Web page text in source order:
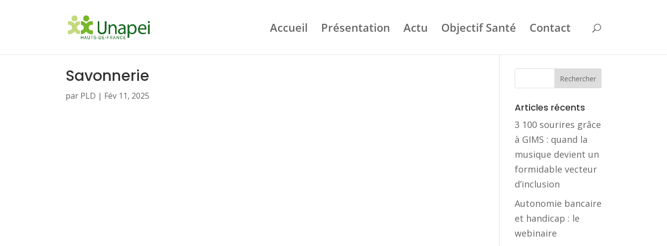
Accueil Présentation Actu Objectif Santé Contact
Savonnerie
par PLD | Fév 11, 2025
Articles récents
3 100 sourires grâce
à GIMS : quand la
musique devient un
formidable vecteur
d’inclusion
Autonomie bancaire
et handicap : le
webinaire